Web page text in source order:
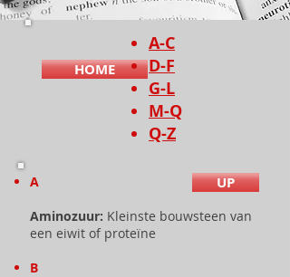
HOME
A-C
D-F
G-L
M-Q
Q-Z
A
Aminozuur: Kleinste bouwsteen van
een eiwit of proteïne
B
UP